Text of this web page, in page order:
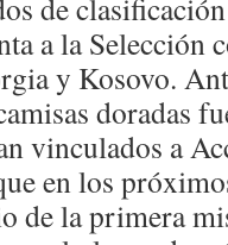
de
a la Selección
y Kosovo.
doradas
vinculados a
en los
de la primera